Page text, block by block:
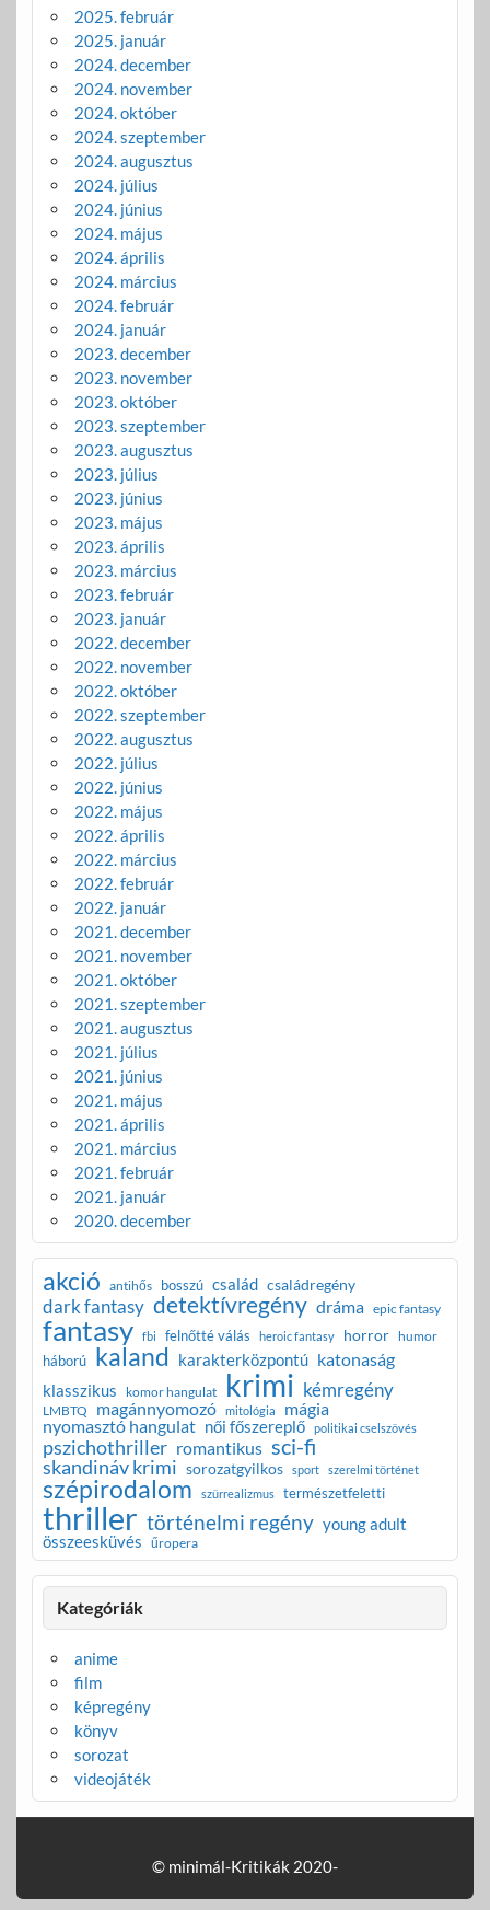
2025. február
2025. január
2024. december
2024. november
2024. október
2024. szeptember
2024. augusztus
2024. július
2024. június
2024. május
2024. április
2024. március
2024. február
2024. január
2023. december
2023. november
2023. október
2023. szeptember
2023. augusztus
2023. július
2023. június
2023. május
2023. április
2023. március
2023. február
2023. január
2022. december
2022. november
2022. október
2022. szeptember
2022. augusztus
2022. július
2022. június
2022. május
2022. április
2022. március
2022. február
2022. január
2021. december
2021. november
2021. október
2021. szeptember
2021. augusztus
2021. július
2021. június
2021. május
2021. április
2021. március
2021. február
2021. január
2020. december
akció antihős bosszú család családregény
dark fantasy detektívregény dráma epic fantasy
fantasy fbi felnőtté válás heroic fantasy horror humor
háború kaland karakterközpontú katonaság
klasszikus komor hangulat krimi kémregény
LMBTQ magánnyomozó mitológia mágia
nyomasztó hangulat női főszereplő politikai cselszövés
pszichothriller romantikus sci-fi
skandináv krimi sorozatgyilkos sport szerelmi történet
szépirodalom szürrealizmus természetfeletti
thriller történelmi regény young adult
összeesküvés űropera
Kategóriák
anime
film
képregény
könyv
sorozat
videojáték
© minimál-Kritikák 2020-